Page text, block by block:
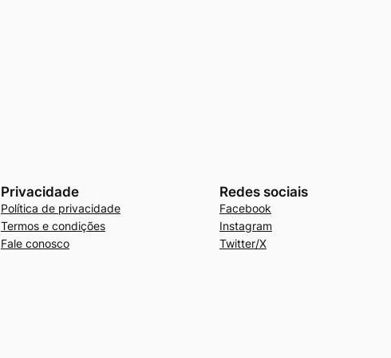
Privacidade
Política de privacidade
Termos e condições
Fale conosco
Redes sociais
Facebook
Instagram
Twitter/X